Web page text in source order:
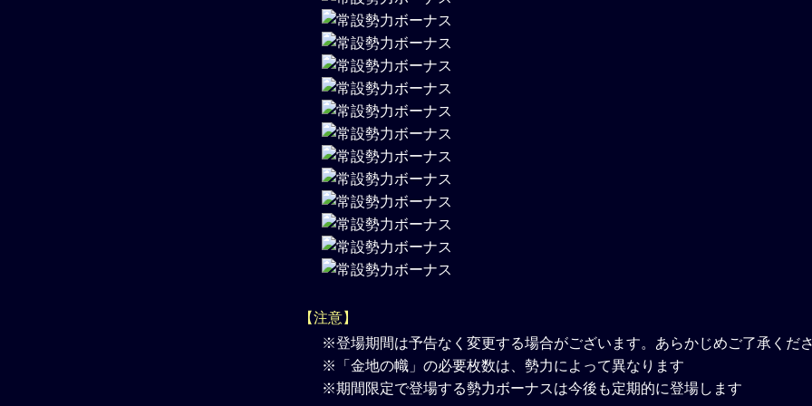
【注意】
※登場期間は予告なく変更する場合がございます。あらかじめご了承くだ
※「金地の幟」の必要枚数は、勢力によって異なります
※期間限定で登場する勢力ボーナスは今後も定期的に登場します